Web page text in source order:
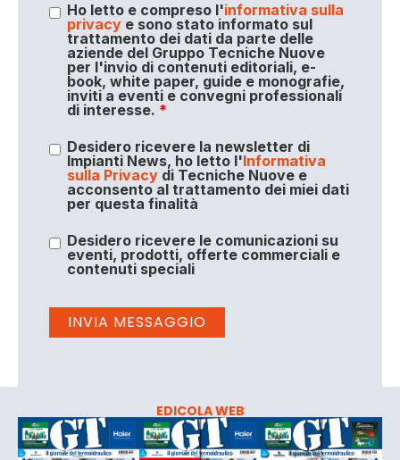
Ho letto e compreso l'informativa sulla
privacye sono stato informato sul
trattamento dei dati da parte delle
aziende del Gruppo Tecniche Nuove
per l'invio di contenuti editoriali, e-
book, white paper, guide e monografie,
inviti a eventi e convegni professionali
di interesse. *
Desidero ricevere la newsletter di
Impianti News, ho letto l'Informativa
sulla Privacydi Tecniche Nuove e
acconsento al trattamento dei miei dati
per questa finalità
Desidero ricevere le comunicazioni su
eventi, prodotti, offerte commerciali e
contenuti speciali
EDICOLA WEB